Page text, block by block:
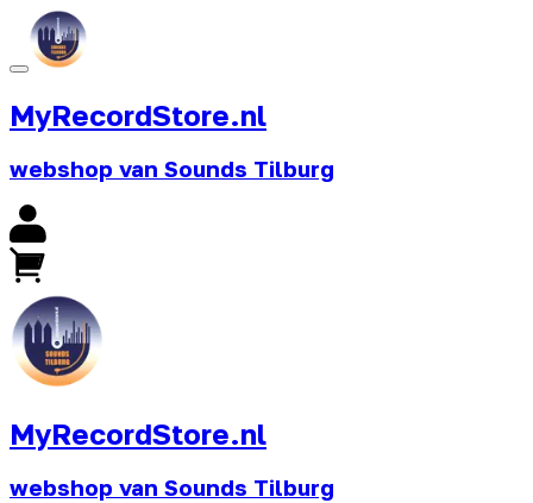
MyRecordStore.nl
webshop van Sounds Tilburg
MyRecordStore.nl
webshop van Sounds Tilburg